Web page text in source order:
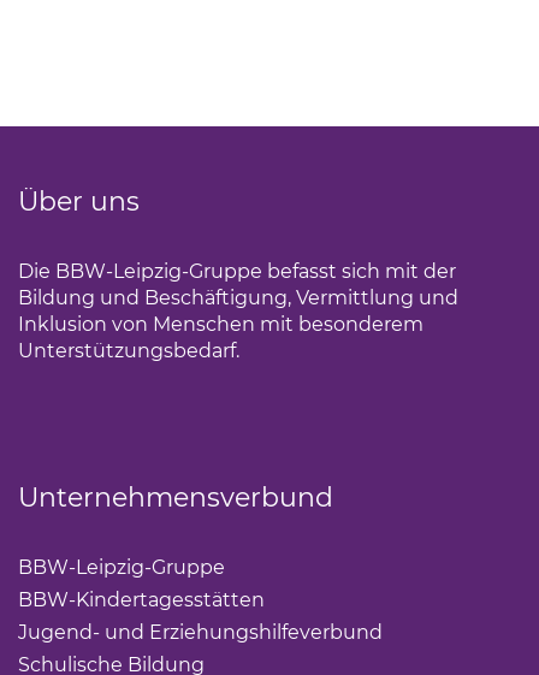
Über uns
Die BBW-Leipzig-Gruppe befasst sich mit der
Bildung und Beschäftigung, Vermittlung und
Inklusion von Menschen mit besonderem
Unterstützungsbedarf.
Unternehmensverbund
BBW-Leipzig-Gruppe
BBW-Kindertagesstätten
Jugend- und Erziehungshilfeverbund
Schulische Bildung